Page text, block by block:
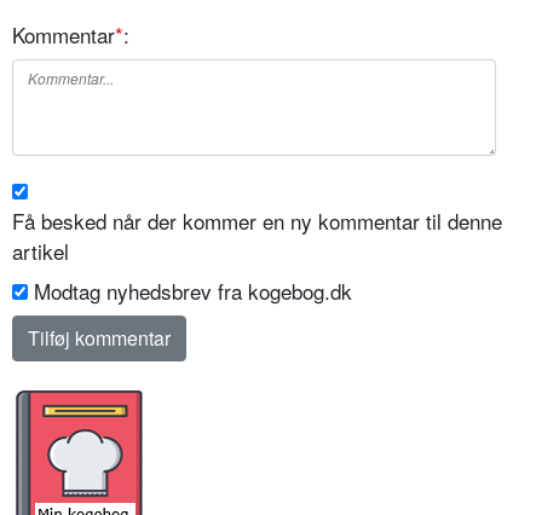
Kommentar*:
Få besked når der kommer en ny kommentar til denne
artikel
Modtag nyhedsbrev fra kogebog.dk